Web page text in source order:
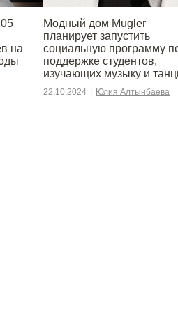
на
Модный дом Mugler
планирует запустить
социальную программу
поддержке студентов,
изучающих музыку и
22.10.2024 Юлия Алтынбаева